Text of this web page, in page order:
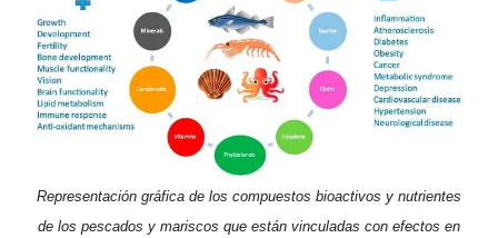
Representación gráfica de los compuestos bioactivos y nutrientes
de los pescados y mariscos que están vinculadas con efectos en